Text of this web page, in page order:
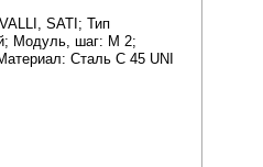
SATI; Тип
Модуль, шаг: M 2;
Сталь C 45 UNI